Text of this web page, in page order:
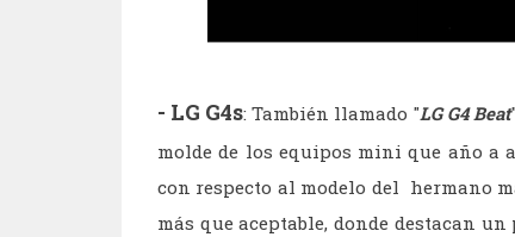
- LG G4s: También llamado "LG G4 Beat
molde de los equipos mini que año a
con respecto al modelo del hermano
más que aceptable, donde destacan un